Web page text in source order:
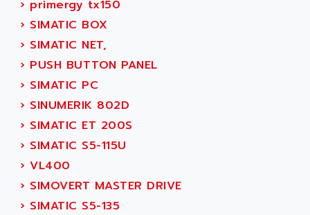
PSS
DIGIFAS
TC1028
MICROCOR
DIXIT
PYRAMID
ADMIRAL
S3C
4900
MV1000
ALPES DEIS
ALPES TECNOLOGIE
ALPHA
ALPHA GETRIEBEBAU
ALPHA LAVAL
ALPHA SOLWAY
ALPHA VUOTO
ALPHA WIRE
ALPHAGEAR
ALPHEE
ALPINE
› primergy tx150
› SIMATIC BOX
› SIMATIC NET,
› PUSH BUTTON PANEL
› SIMATIC PC
› SINUMERIK 802D
› SIMATIC ET 200S
› SIMATIC S5-115U
› VL400
› SIMOVERT MASTER DRIVE
› SIMATIC S5-135